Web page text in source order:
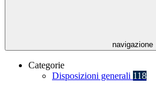
navigazione
Categorie
Disposizioni generali 118